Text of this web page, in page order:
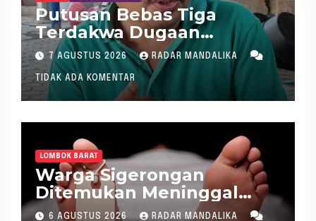
Putusan Bebas Tiga
Terdakwa Dugaan
Gratifikasi Dana “Siluman”
DPRD NTB, Najamudin
Sebut Putusan Hakim
Aneh dan Ganjil, Bakal
Lapor Hakim Tipikor
Mataram ke MA
7 AGUSTUS 2026 RADAR MANDALIKA
TIDAK ADA KOMENTAR
LOMBOK BARAT
Warga Sigerongan
Ditemukan Meninggal
saat Setrum Ikan di
6 AGUSTUS 2026 RADAR MANDALIKA